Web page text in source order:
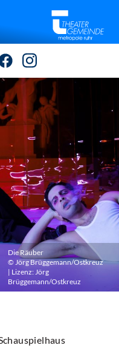
Die Räuber
© Jörg Brüggemann/Ostkreuz
| Lizenz:Jörg
Brüggemann/Ostkreuz